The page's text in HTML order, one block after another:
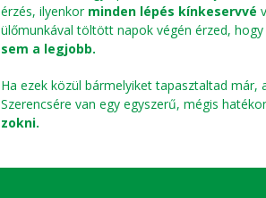
érzés, ilyenkor minden lépés kínkeservvé
ülőmunkával töltött napok végén érzed, hogy
sem a legjobb.
Ha ezek közül bármelyiket tapasztaltad már,
Szerencsére van egy egyszerű, mégis
zokni.